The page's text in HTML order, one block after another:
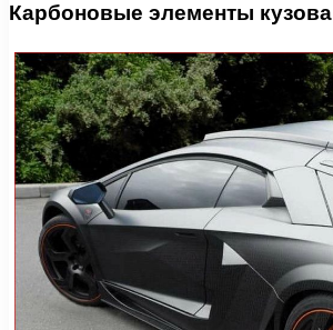
Карбоновые элементы кузова